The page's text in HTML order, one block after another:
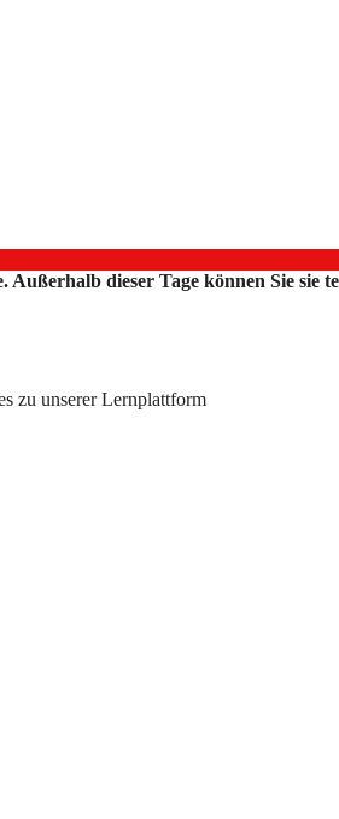
dieser Tage können Sie sie
zu unserer Lernplattform